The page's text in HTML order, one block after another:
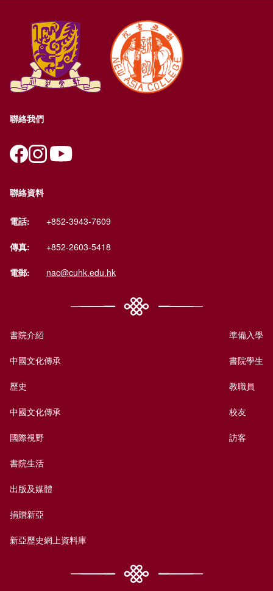
聯絡我們
聯絡資料
電話: +852-3943-7609
傳真: +852-2603-5418
電郵: nac@cuhk.edu.hk
書院介紹
中國文化傳承
歷史
中國文化傳承
國際視野
書院生活
出版及媒體
捐贈新亞
新亞歷史網上資料庫
準備入學
書院學生
教職員
校友
訪客